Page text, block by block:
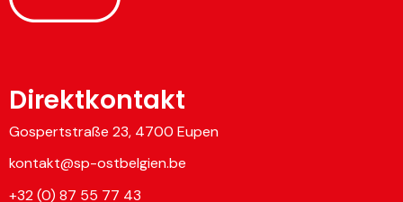
Direktkontakt
Gospertstraße 23, 4700 Eupen
kontakt@sp-ostbelgien.be
+32 (0) 87 55 77 43